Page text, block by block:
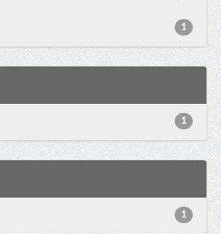
1
1
1